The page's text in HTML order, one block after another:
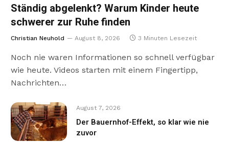
Ständig abgelenkt? Warum Kinder heute
schwerer zur Ruhe finden
Christian Neuhold August 8, 2026 3 Minuten Lesezeit
Noch nie waren Informationen so schnell verfügbar
wie heute. Videos starten mit einem Fingertipp,
Nachrichten…
August 7, 2026
Der Bauernhof-Effekt, so klar wie nie
zuvor